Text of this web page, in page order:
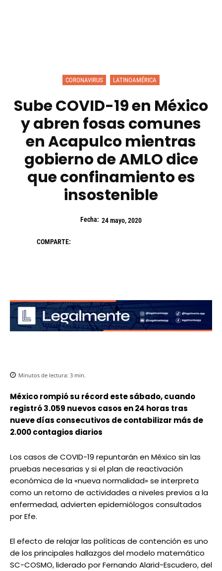
CORONAVIRUS LATINOAMÉRICA
Sube COVID-19 en México
y abren fosas comunes
en Acapulco mientras
gobierno de AMLO dice
que confinamiento es
insostenible
Fecha: 24 mayo, 2020
COMPARTE:
Minutos de lectura: 3 min.
México rompió su récord este sábado, cuando
registró 3.059 nuevos casos en 24 horas tras
nueve días consecutivos de contabilizar más de
2.000 contagios diarios
Los casos de COVID-19 repuntarán en México sin las
pruebas necesarias y si el plan de reactivación
económica de la «nueva normalidad» se interpreta
como un retorno de actividades a niveles previos a la
enfermedad, advierten epidemiólogos consultados
por Efe.
El efecto de relajar las políticas de contención es uno
de los principales hallazgos del modelo matemático
SC-COSMO, liderado por Fernando Alarid-Escudero, del